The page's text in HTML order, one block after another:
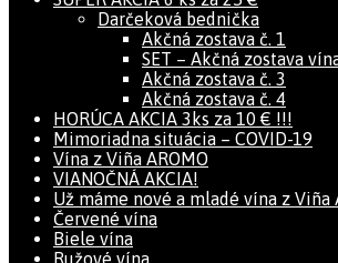
Darčeková bednička
Akčná zostava č. 1
SET – Akčná zostava
Akčná zostava č. 3
Akčná zostava č. 4
HORÚCA AKCIA 3ks za 10 € !!!
Mimoriadna situácia – COVID-19
Vína z Viña AROMO
VIANOČNÁ AKCIA!
Už máme nové a mladé vína z Viña
Červené vína
Biele vína
Ružové vína